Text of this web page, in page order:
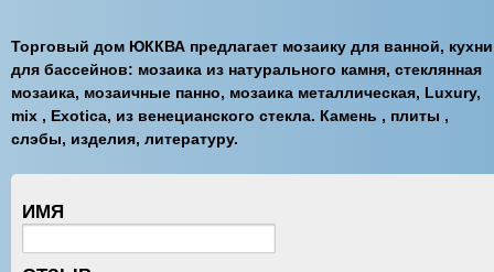
Торговый дом ЮККВА предлагает мозаику для ванной,
для бассейнов: мозаика из натурального камня, стеклянная
мозаика, мозаичные панно, мозаика металлическая, Luxury,
mix , Exotica, из венецианского стекла. Камень , плиты ,
слэбы, изделия, литературу.
ИМЯ